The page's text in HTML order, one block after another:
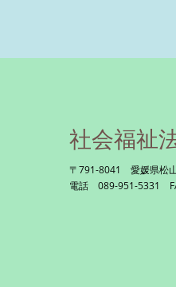
社会福祉
〒791-8041 愛媛県松
電話 089-951-5331